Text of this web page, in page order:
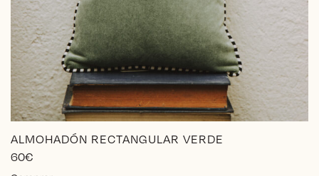
ALMOHADÓN RECTANGULAR VERDE
60€